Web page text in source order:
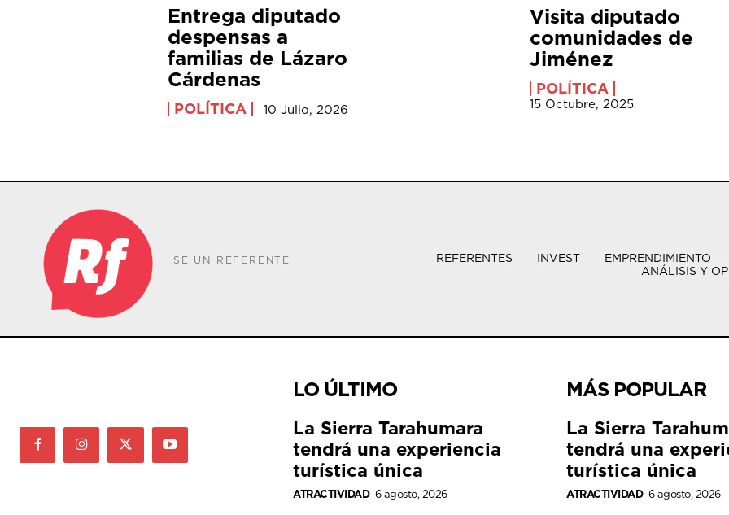
Entrega diputado
despensas a
familias de Lázaro
Cárdenas
POLÍTICA 10 Julio, 2026
Visita diputado
comunidades de
Jiménez
POLÍTICA
15 Octubre, 2025
SÉ UN REFERENTE REFERENTES INVEST
EMPRENDIMIENTO
ANÁLISIS Y
LO ÚLTIMO
La Sierra Tarahumara
tendrá una experiencia
turística única
ATRACTIVIDAD 6 agosto, 2026
MÁS POPULAR
La Sierra
tendrá una
turística única
ATRACTIVIDAD 6 agosto, 2026